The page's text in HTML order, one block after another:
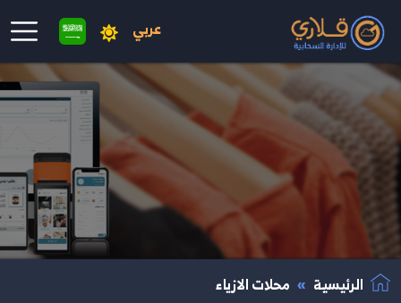
عربي
انتقال إلى المحتوى الرئيسي
الرئيسية محلات الازياء